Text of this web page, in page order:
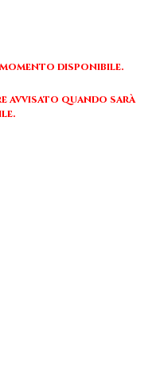
disponibile.
avvisato quando sarà